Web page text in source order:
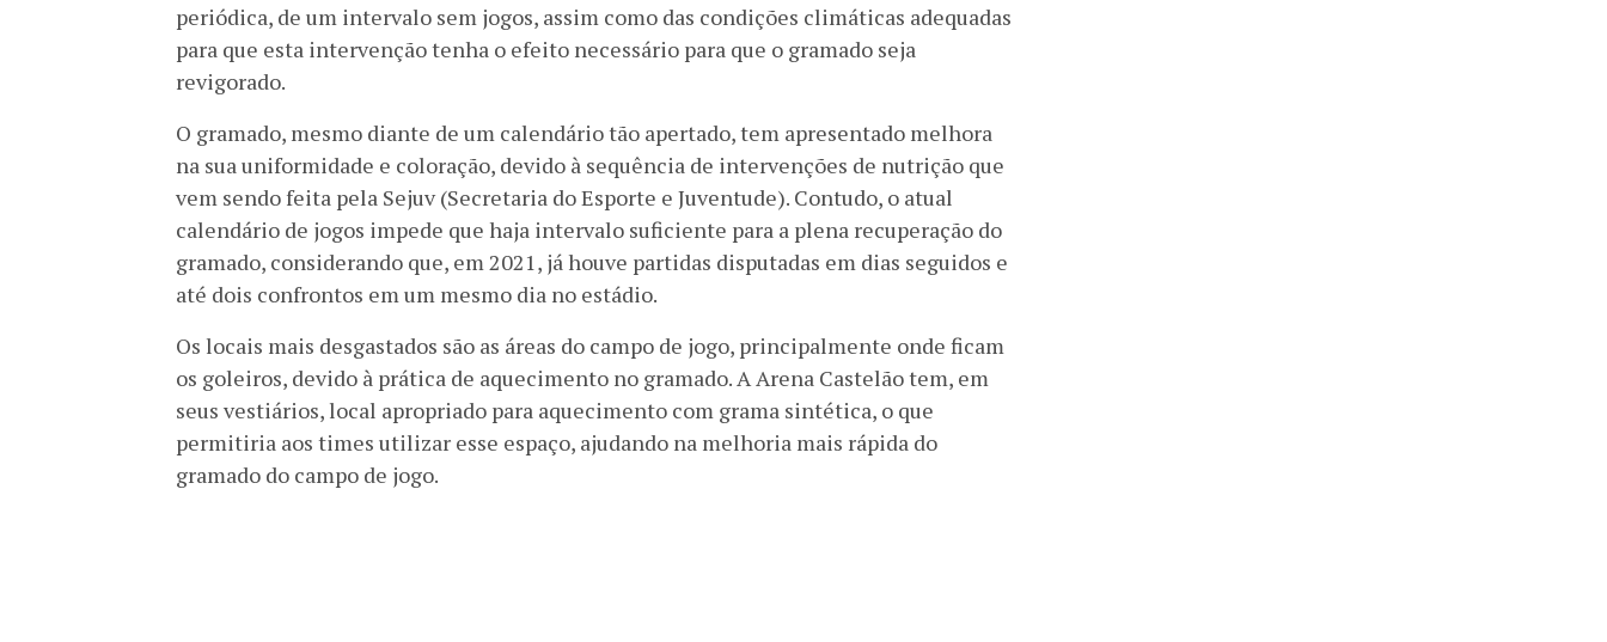
periódica, de um intervalo sem jogos, assim como das condições climáticas adequadas
para que esta intervenção tenha o efeito necessário para que o gramado seja
revigorado.
O gramado, mesmo diante de um calendário tão apertado, tem apresentado melhora
na sua uniformidade e coloração, devido à sequência de intervenções de nutrição que
vem sendo feita pela Sejuv (Secretaria do Esporte e Juventude). Contudo, o atual
calendário de jogos impede que haja intervalo suficiente para a plena recuperação do
gramado, considerando que, em 2021, já houve partidas disputadas em dias seguidos e
até dois confrontos em um mesmo dia no estádio.
Os locais mais desgastados são as áreas do campo de jogo, principalmente onde ficam
os goleiros, devido à prática de aquecimento no gramado. A Arena Castelão tem, em
seus vestiários, local apropriado para aquecimento com grama sintética, o que
permitiria aos times utilizar esse espaço, ajudando na melhoria mais rápida do
gramado do campo de jogo.